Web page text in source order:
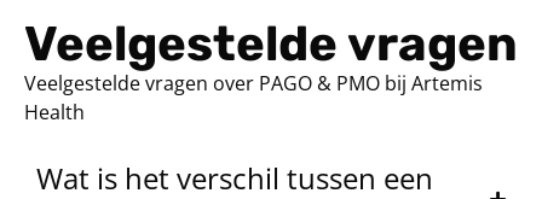
Veelgestelde vragen
Veelgestelde vragen over PAGO & PMO bij Artemis
Health
Wat is het verschil tussen een